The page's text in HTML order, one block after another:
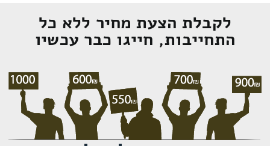
לקבלת הצעת מחיר ללא כל
התחייבות, חייגו כבר עכשיו